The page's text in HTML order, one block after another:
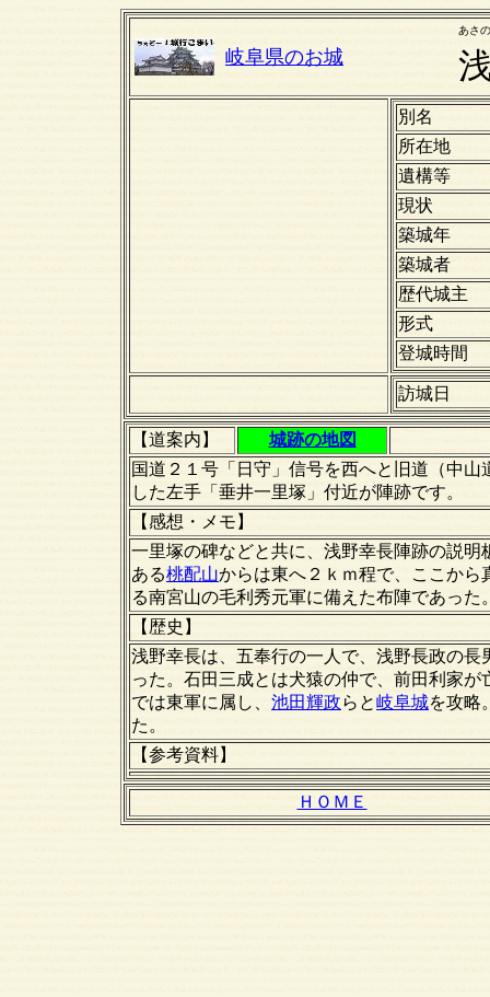
岐阜県のお城
あさ
別名
所在地
遺構等
現状
築城年
築城者
歴代城主
形式
登城時間
訪城日
【道案内】
城跡の地図
国道２１号「日守」信号を西へと旧道（中
した左手「垂井一里塚」付近が陣跡です。
【感想・メモ】
一里塚の碑などと共に、浅野幸長陣跡の説明
ある桃配山からは東へ２ｋｍ程で、ここから
る南宮山の毛利秀元軍に備えた布陣であった
【歴史】
浅野幸長は、五奉行の一人で、浅野長政の
った。石田三成とは犬猿の仲で、前田利家
では東軍に属し、 池田輝政らと岐阜城を攻略
た。
【参考資料】
ＨＯＭＥ